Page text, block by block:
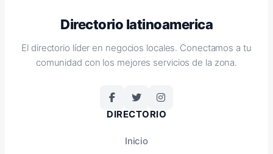
Directorio latinoamerica
El directorio líder en negocios locales. Conectamos a tu
comunidad con los mejores servicios de la zona.
DIRECTORIO
Inicio